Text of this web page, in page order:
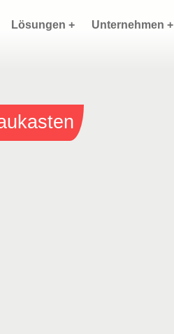
Lösungen + Unternehmen +